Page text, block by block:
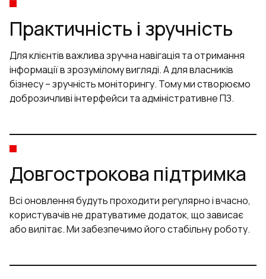
Практичність і зручність
Для клієнтів важлива зручна навігація та отримання
інформації в зрозумілому вигляді. А для власників
бізнесу – зручність моніторингу. Тому ми створюємо
доброзичливі інтерфейси та адміністративне ПЗ.
Довгострокова підтримка
Всі оновлення будуть проходити регулярно і вчасно,
користувачів не дратуватиме додаток, що зависає
або вилітає. Ми забезпечимо його стабільну роботу.